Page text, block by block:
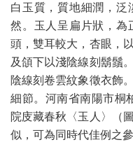
白玉質，質地細潤，泛
然。玉人呈扁片狀，為
頭，雙耳較大，杏眼，
及頜下以淺陰線刻鬍鬚
陰線刻卷雲紋象徵衣飾
細節。河南省南陽市桐
院庋藏春秋〈玉人〉（
似，可為同時代佳例之參